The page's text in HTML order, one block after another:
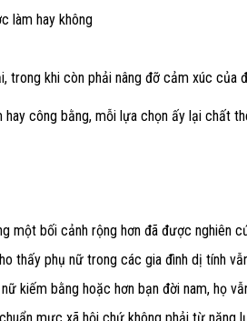
làm hay không
trong khi còn phải nâng đỡ cảm xúc của
hay công bằng, mỗi lựa chọn ấy lại chất
một bối cảnh rộng hơn đã được nghiên
thấy phụ nữ trong các gia đình dị tính
kiếm bằng hoặc hơn bạn đời nam, họ
mực xã hội chứ không phải từ năng